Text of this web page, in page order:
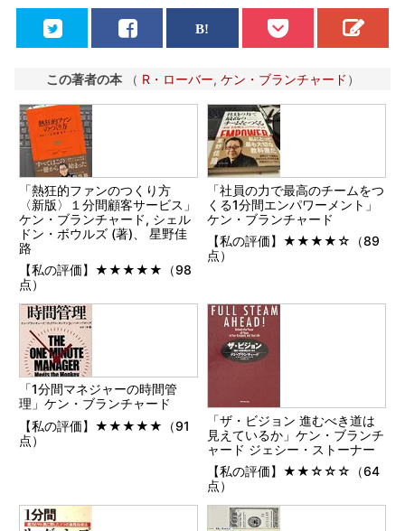
この著者の本 （ R・ローバー, ケン・ブランチャード ）
「熱狂的ファンのつくり方
〈新版〉１分間顧客サービス」
ケン・ブランチャード, シェル
ドン・ボウルズ (著)、 星野佳
路
【私の評価】★★★★★（98
点）
「社員の力で最高のチームをつ
くる1分間エンパワーメント」
ケン・ブランチャード
【私の評価】★★★★☆（89
点）
「1分間マネジャーの時間管
理」ケン・ブランチャード
【私の評価】★★★★★（91
点）
「ザ・ビジョン 進むべき道は
見えているか」ケン・ブランチ
ャード ジェシー・ストーナー
【私の評価】★★☆☆☆（64
点）